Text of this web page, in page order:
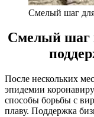
Смелый шаг
Смелый шаг
После нескольких
эпидемии
способы борьбы с
плаву. Поддержка